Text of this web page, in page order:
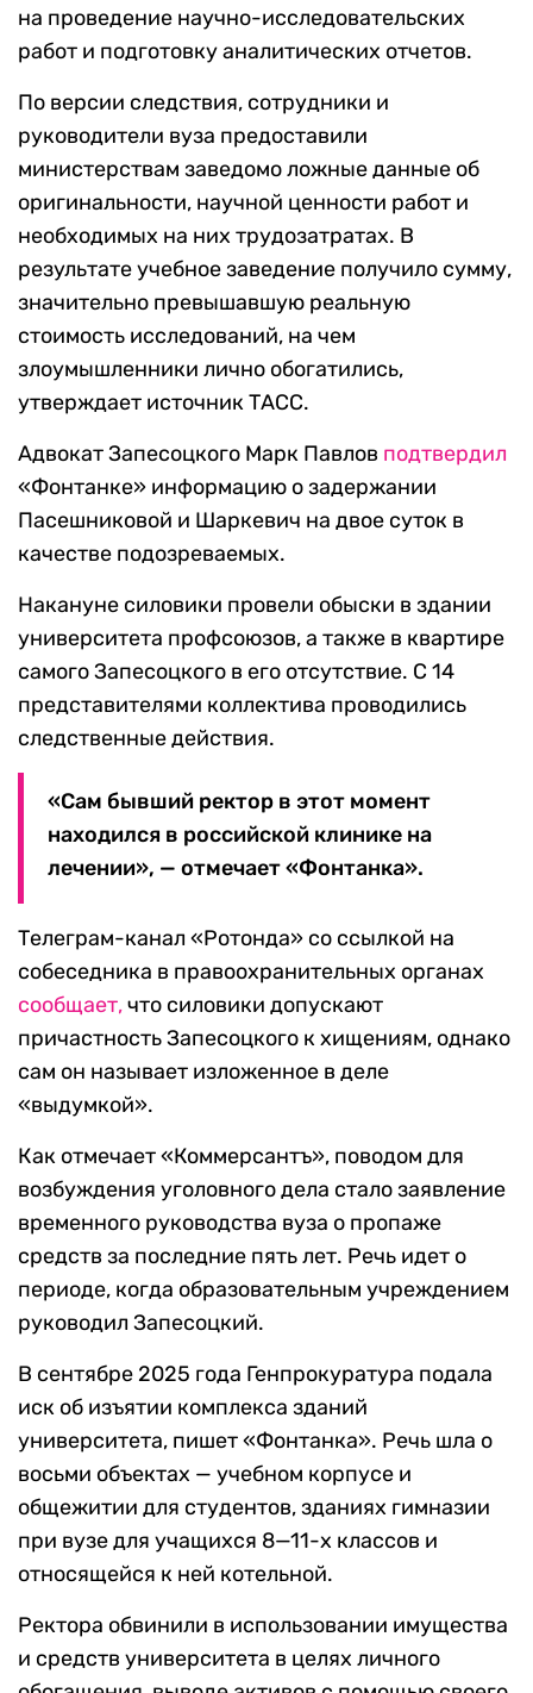
на проведение научно-исследовательских
работ и подготовку аналитических отчетов.
По версии следствия, сотрудники и
руководители вуза предоставили
министерствам заведомо ложные данные об
оригинальности, научной ценности работ и
необходимых на них трудозатратах. В
результате учебное заведение получило сумму,
значительно превышавшую реальную
стоимость исследований, на чем
злоумышленники лично обогатились,
утверждает источник ТАСС.
Адвокат Запесоцкого Марк Павлов подтвердил
«Фонтанке» информацию о задержании
Пасешниковой и Шаркевич на двое суток в
качестве подозреваемых.
Накануне силовики провели обыски в здании
университета профсоюзов, а также в квартире
самого Запесоцкого в его отсутствие. С 14
представителями коллектива проводились
следственные действия.
«Сам бывший ректор в этот момент
находился в российской клинике на
лечении», — отмечает «Фонтанка».
Телеграм-канал «Ротонда» со ссылкой на
собеседника в правоохранительных органах
сообщает,что силовики допускают
причастность Запесоцкого к хищениям, однако
сам он называет изложенное в деле
«выдумкой».
Как отмечает «Коммерсантъ», поводом для
возбуждения уголовного дела стало заявление
временного руководства вуза о пропаже
средств за последние пять лет. Речь идет о
периоде, когда образовательным учреждением
руководил Запесоцкий.
В сентябре 2025 года Генпрокуратура подала
иск об изъятии комплекса зданий
университета, пишет «Фонтанка». Речь шла о
восьми объектах — учебном корпусе и
общежитии для студентов, зданиях гимназии
при вузе для учащихся 8—11-х классов и
относящейся к ней котельной.
Ректора обвинили в использовании имущества
и средств университета в целях личного